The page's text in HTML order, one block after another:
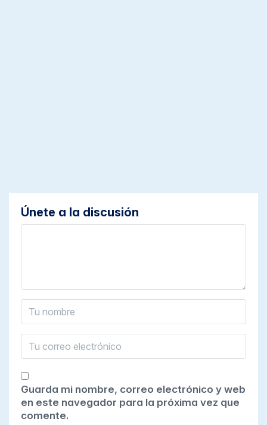
Únete a la discusión
Guarda mi nombre, correo electrónico y web
en este navegador para la próxima vez que
comente.